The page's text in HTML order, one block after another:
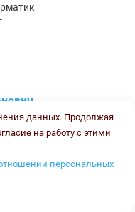
лабораторной
Борисовна
данных. Продолжая
на работу с этими
персональных